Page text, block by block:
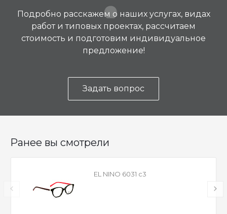
Подробно расскажем о наших услугах, видах
работ и типовых проектах, рассчитаем
стоимость и подготовим индивидуальное
предложение!
Задать вопрос
Ранее вы смотрели
EL NINO 6031 с3